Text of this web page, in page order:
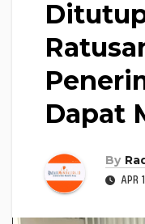
Dapat
By
APR